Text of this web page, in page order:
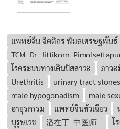
แพทย์จีน จิตติกร พิมลเศรษฐพันธ์
TCM. Dr. Jittikorn
โรคระบบทางเดินปัสสาวะ
ภาวะ
Urethritis
urinary tract stones
male hypogonadism
male
อายุรกรรม
แพทย์จีนหัวเฉียว
บุรุษเวช
潘在丁 中医师
โ